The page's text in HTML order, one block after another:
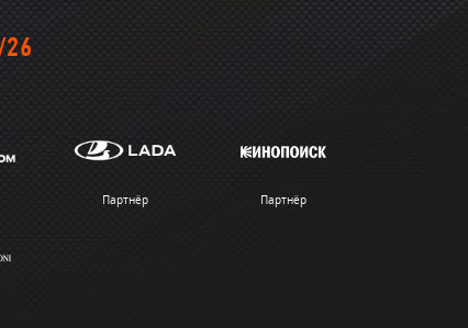
Партнёр Партнёр